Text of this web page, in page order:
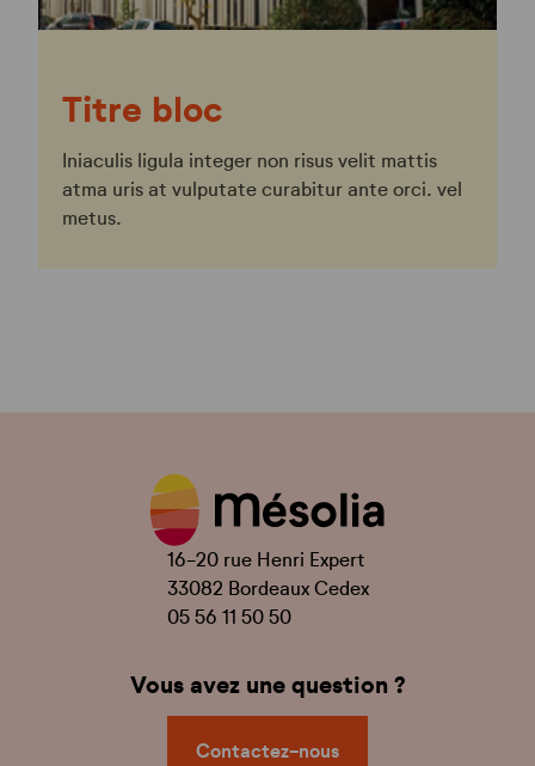
Titre bloc
Iniaculis ligula integer non risus velit mattis
atma uris at vulputate curabitur ante orci. vel
metus.
16-20 rue Henri Expert
33082 Bordeaux Cedex
05 56 11 50 50
Vous avez une question ?
Contactez-nous